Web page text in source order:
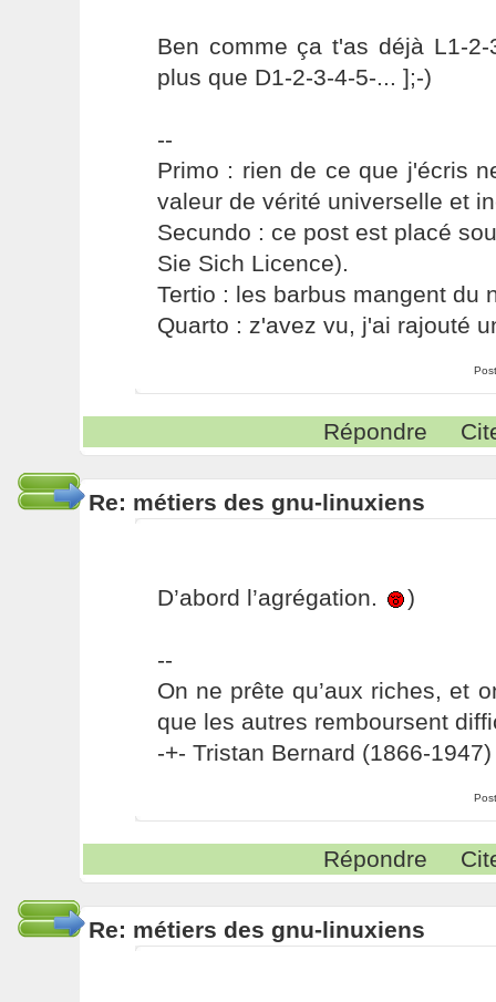
Ben comme ça t'as déjà L1-
plus que D1-2-3-4-5-... ];-)
--
Primo : rien de ce que j'écris
valeur de vérité universelle et
Secundo : ce post est placé
Sie Sich Licence).
Tertio : les barbus mangent du
Quarto : z'avez vu, j'ai rajouté
Répondre
Re: métiers des gnu-linuxiens
D’abord l’agrégation. )
--
On ne prête qu’aux riches, et
que les autres remboursent
-+- Tristan Bernard (1866-1947)
Répondre
Re: métiers des gnu-linuxiens